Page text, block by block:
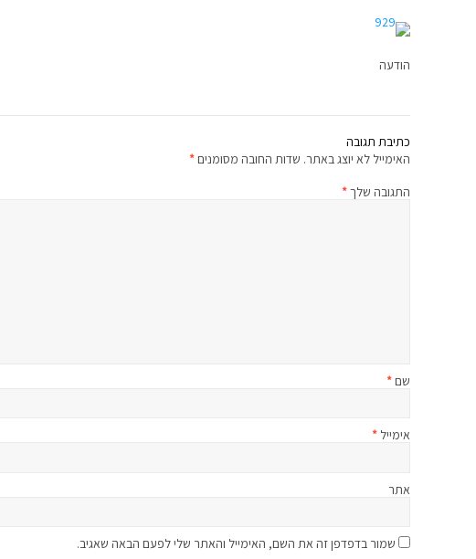
הודעה
כתיבת תגובה
האימייל לא יוצג באתר. שדות החובה מסומנים*
התגובה שלך*
שם*
אימייל *
אתר
שמור בדפדפן זה את השם, האימייל והאתר שלי לפעם הבאה שאגיב.